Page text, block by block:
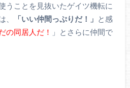
うことを見抜いたゲイツ機転に
、
「いい仲間っぷりだ！」 と感
の同居人だ！
」とさらに仲間で